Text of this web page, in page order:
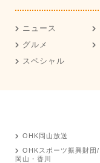
ニュース
グルメ
スペシャル
OHK岡山放送
OHKスポーツ振興財団/
岡山・香川